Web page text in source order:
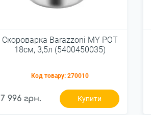
Скороварка Barazzoni MY POT
18см, 3,5л (5400450035)
Код товару: 270010
7 996 грн. Купити